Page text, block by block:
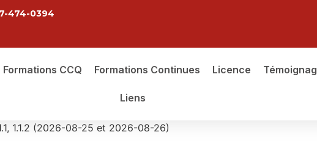
474-0394
Formations CCQ Formations Continues Licence
Liens
1.1.2 (2026-08-25 et 2026-08-26)